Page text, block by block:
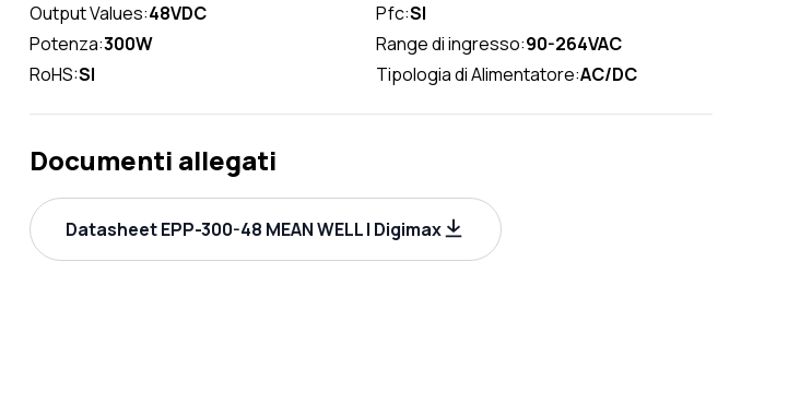
Output Values:48VDC Pfc:SI
Potenza:300W Range di ingresso:90-264VAC
RoHS:SI Tipologia di Alimentatore:AC/DC
Documenti allegati
Datasheet EPP-300-48 MEAN WELL | Digimax